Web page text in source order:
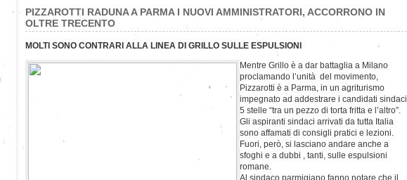
PIZZAROTTI RADUNA A PARMA I NUOVI AMMINISTRATORI, ACCORRONO IN
OLTRE TRECENTO
MOLTI SONO CONTRARI ALLA LINEA DI GRILLO SULLE ESPULSIONI
Mentre Grillo è a dar battaglia a Milano
proclamando l’unità del movimento,
Pizzarotti è a Parma, in un agriturismo
impegnato ad addestrare i candidati sindaci
5 stelle “tra un pezzo di torta fritta e l’altro”.
Gli aspiranti sindaci arrivati da tutta Italia
sono affamati di consigli pratici e lezioni.
Fuori, però, si lasciano andare anche a
sfoghi e a dubbi , tanti, sulle espulsioni
romane.
Al sindaco parmigiano fanno notare che il